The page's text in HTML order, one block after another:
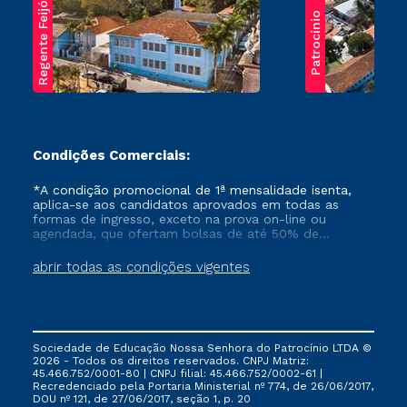
Regente Feijó Patrocínio
Condições Comerciais:
abrir todas as condições vigentes
*A condição promocional de 1ª mensalidade isenta,
aplica-se aos candidatos aprovados em todas as
formas de ingresso, exceto na prova on-line ou
agendada, que ofertam bolsas de até 50% de
que ainda não tenham efetivado e/ou não tenham
cancelado ou trancado sua matrícula em uma das
via FIES, Prouni e outros programas governamentais, e
não se acumula com nenhuma outra campanha
ofertada pela Instituição.
Sociedade de Educação Nossa Senhora do Patrocínio LTDA ©
2026 - Todos os direitos reservados. CNPJ Matriz:
45.466.752/0001-80 | CNPJ filial: 45.466.752/0002-61 |
Recredenciado pela Portaria Ministerial nº 774, de 26/06/2017,
DOU nº 121, de 27/06/2017, seção 1, p. 20